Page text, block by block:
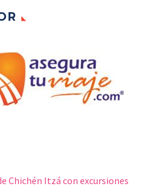
Chichén Itzá con excursiones